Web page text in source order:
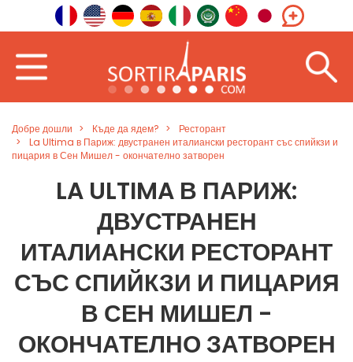
Добре дошли Къде да ядем?
Ресторант
La Ultima в Париж: двустранен италиански ресторант със спийкзи и
пицария в Сен Мишел - окончателно затворен
LA ULTIMA В ПАРИЖ:
ДВУСТРАНЕН
ИТАЛИАНСКИ РЕСТОРАНТ
СЪС СПИЙКЗИ И ПИЦАРИЯ
В СЕН МИШЕЛ -
ОКОНЧАТЕЛНО ЗАТВОРЕН